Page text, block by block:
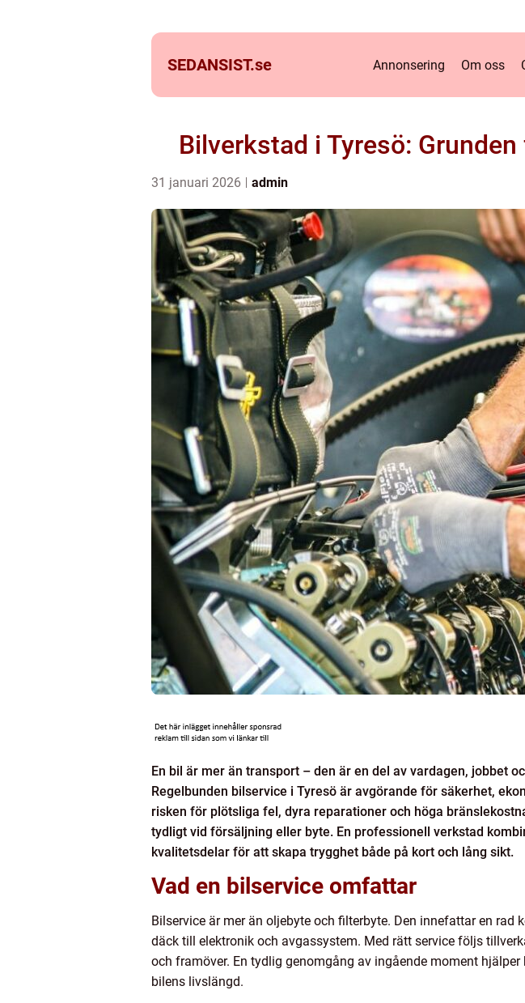
SEDANSIST.se Annonsering Om oss
Bilverkstad i Tyresö:
31 januari 2026 admin
En bil är mer än transport – den är en del av vardagen, jobbet
Regelbunden bilservice i Tyresö är avgörande för säkerhet,
risken för plötsliga fel, dyra reparationer och höga
tydligt vid försäljning eller byte. En professionell verkstad
kvalitetsdelar för att skapa trygghet både på kort och lång sikt.
Vad en bilservice omfattar
Bilservice är mer än oljebyte och filterbyte. Den innefattar en
däck till elektronik och avgassystem. Med rätt service följs
och framöver. En tydlig genomgång av ingående moment
bilens livslängd.